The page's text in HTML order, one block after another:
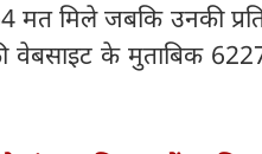
मिले जबकि उनकी
वेबसाइट के मुताबिक